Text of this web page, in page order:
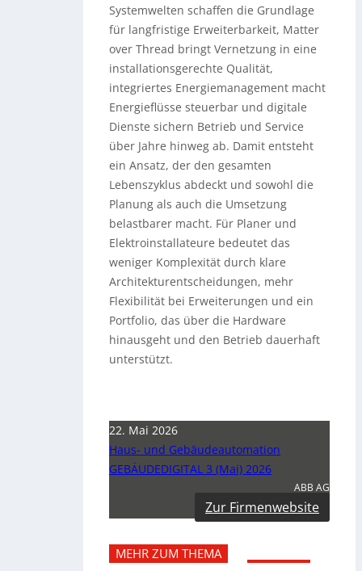
Systemwelten schaffen die Grundlage
für langfristige Erweiterbarkeit, Matter
over Thread bringt Vernetzung in eine
installationsgerechte Qualität,
integriertes Energiemanagement macht
Energieflüsse steuerbar und digitale
Dienste sichern Betrieb und Service
über Jahre hinweg ab. Damit entsteht
ein Ansatz, der den gesamten
Lebenszyklus abdeckt und sowohl die
Planung als auch die Umsetzung
belastbarer macht. Für Planer und
Elektroinstallateure bedeutet das
weniger Komplexität durch klare
Architekturentscheidungen, mehr
Flexibilität bei Erweiterungen und ein
Portfolio, das über die Hardware
hinausgeht und den Betrieb dauerhaft
unterstützt.
22. Mai 2026
Haus- und Gebäudeautomation
GEBÄUDEDIGITAL 3 (Mai) 2026
ABB AG
Zur Firmenwebsite
MEHR ZUM THEMA